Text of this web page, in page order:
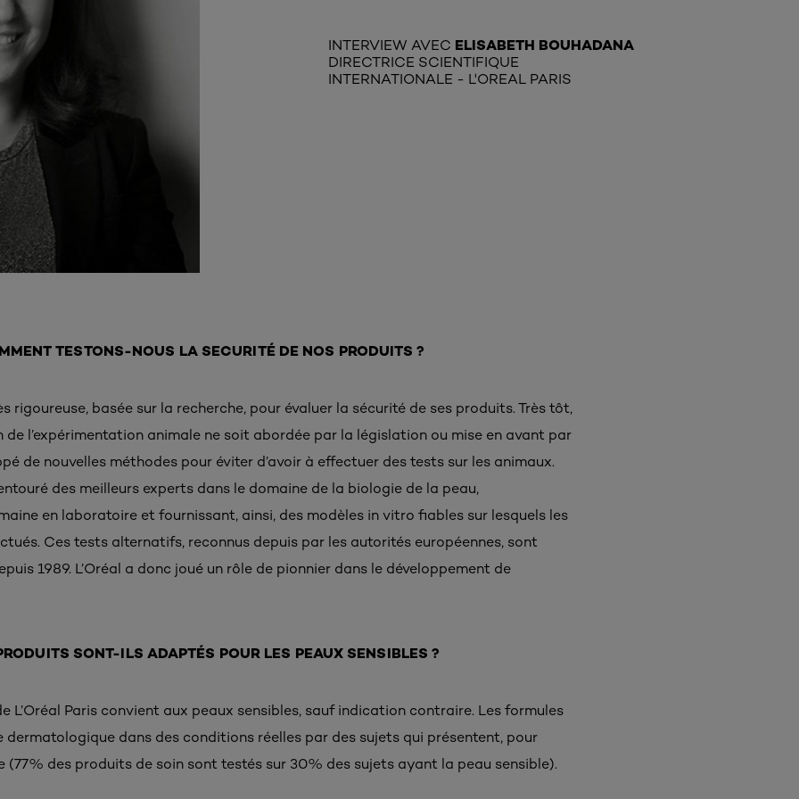
INTERVIEW AVEC ELISABETH BOUHADANA
DIRECTRICE SCIENTIFIQUE
INTERNATIONALE - L'OREAL PARIS
TESTONS-NOUS LA SECURITÉ DE NOS PRODUITS ?
rigoureuse, basée sur la recherche, pour évaluer la sécurité de ses produits. Très tôt,
l’expérimentation animale ne soit abordée par la législation ou mise en avant par
de nouvelles méthodes pour éviter d’avoir à effectuer des tests sur les animaux.
entouré des meilleurs experts dans le domaine de la biologie de la peau,
en laboratoire et fournissant, ainsi, des modèles in vitro fiables sur lesquels les
Ces tests alternatifs, reconnus depuis par les autorités européennes, sont
1989. L’Oréal a donc joué un rôle de pionnier dans le développement de
SONT-ILS ADAPTÉS POUR LES PEAUX SENSIBLES ?
L’Oréal Paris convient aux peaux sensibles, sauf indication contraire. Les formules
dans des conditions réelles par des sujets qui présentent, pour
(77% des produits de soin sont testés sur 30% des sujets ayant la peau sensible).